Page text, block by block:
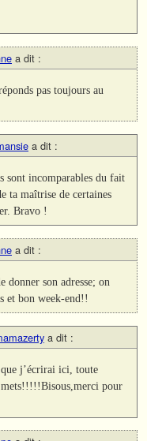
a dit :
pas toujours au
a dit :
sont incomparables du fait
ta maîtrise de certaines
Bravo !
a dit :
donner son adresse; on
bon week-end!!
a dit :
j’écrirai ici, toute
pour